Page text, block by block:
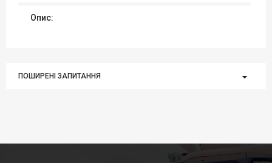
Опис:
ПОШИРЕНІ ЗАПИТАННЯ